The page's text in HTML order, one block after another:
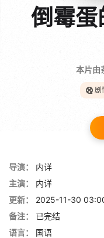
倒霉蛋
本片由
剧
导演：
内详
主演：
内详
更新：
2025-11-30
备注：
已完结
语言：
国语